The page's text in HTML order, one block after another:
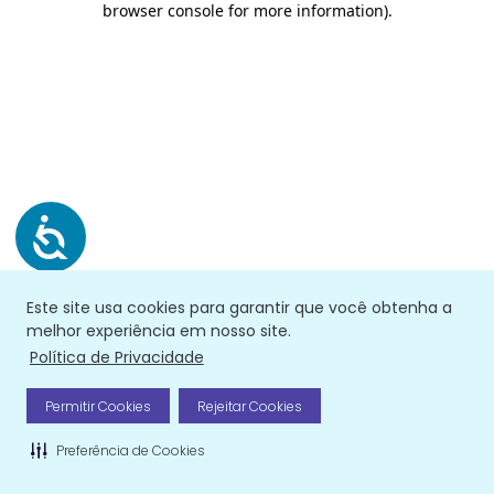
Este site usa cookies para garantir que você obtenha a
melhor experiência em nosso site.
Política de Privacidade
Permitir Cookies Rejeitar Cookies
Preferência de Cookies
browser console for more information).